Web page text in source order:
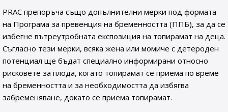
PRAC препоръча също допълнителни мерки под формата
на Програма за превенция на бременността (ППБ), за да се
избегне вътреутробната експозиция на топирамат на деца.
Съгласно тези мерки, всяка жена или момиче с детероден
потенциал ще бъдат специално информирани относно
рисковете за плода, когато топирамат се приема по време
на бременността и за необходимостта да избягва
забременяване, докато се приема топирамат.